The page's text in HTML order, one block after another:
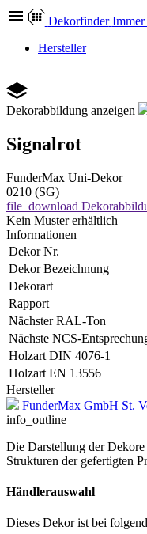
Dekorfinder
Hersteller
Dekorabbildung anzeigen
Signalrot
FunderMax Uni-Dekor
0210 (SG)
file_download
Kein Muster erhältlich
Informationen
Dekor Nr.
Dekor Bezeichnung
Dekorart
Rapport
Nächster RAL-Ton
Nächste NCS-
Holzart DIN 4076-1
Holzart EN 13556
Hersteller
FunderMax GmbH St.
info_outline
Die Darstellung der
Strukturen der gefertigten
Händlerauswahl
Dieses Dekor ist bei